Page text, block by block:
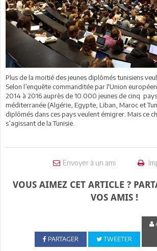
Plus de la moitié des jeunes diplômés tunisiens
Selon l’enquête commanditée par l'Union
2014 à 2016 auprès de 10.000 jeunes de cinq
méditerranée (Algérie, Egypte, Liban, Maroc et
diplômés dans ces pays veulent émigrer. Mais ce
s’agissant de la Tunisie.
Envoyer à un ami
VOUS AIMEZ CET ARTICLE ?
VOS AMIS !
PARTAGER TWEETER